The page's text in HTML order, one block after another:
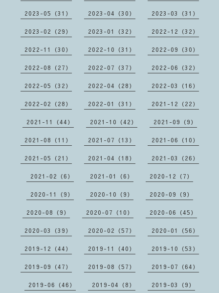
2023-05（31） 2023-04（30） 2023-03（31）
2023-02（29） 2023-01（32） 2022-12（32）
2022-11（30） 2022-10（31） 2022-09（30）
2022-08（27） 2022-07（37） 2022-06（32）
2022-05（32） 2022-04（28） 2022-03（16）
2022-02（28） 2022-01（31） 2021-12（22）
2021-11（44） 2021-10（42） 2021-09（9）
2021-08（11） 2021-07（13） 2021-06（10）
2021-05（21） 2021-04（18） 2021-03（26）
2021-02（6） 2021-01（6） 2020-12（7）
2020-11（9） 2020-10（9） 2020-09（9）
2020-08（9） 2020-07（10） 2020-06（45）
2020-03（39） 2020-02（57） 2020-01（56）
2019-12（44） 2019-11（40） 2019-10（53）
2019-09（47） 2019-08（57） 2019-07（64）
2019-06（46） 2019-04（8） 2019-03（9）